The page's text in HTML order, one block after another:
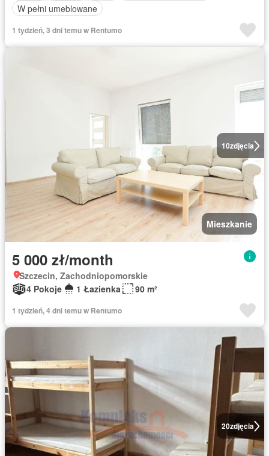
W pełni umeblowane
1 tydzień, 3 dni temu w Rentumo
10zdjęcia
Mieszkanie
5 000 zł/month
Szczecin, Zachodniopomorskie
4 Pokoje
1 Łazienka 90 m²
1 tydzień, 4 dni temu w Rentumo
20zdjęcia